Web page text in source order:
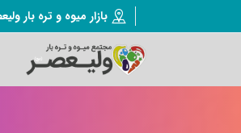
بازار میوه و تره بار